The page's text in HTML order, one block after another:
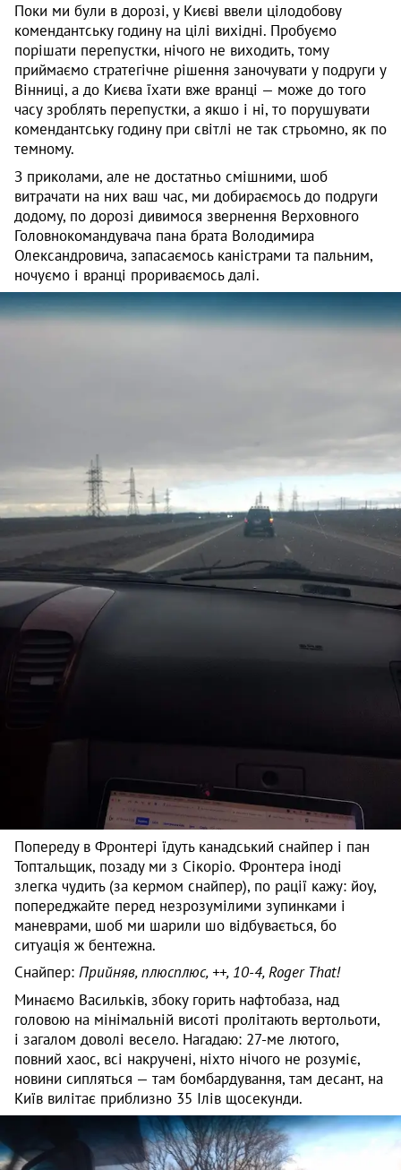
Поки ми були в дорозі, у Києві ввели цілодобову
комендантську годину на цілі вихідні. Пробуємо
порішати перепустки, нічого не виходить, тому
приймаємо стратегічне рішення заночувати у подруги у
Вінниці, а до Києва їхати вже вранці — може до того
часу зроблять перепустки, а якшо і ні, то порушувати
комендантську годину при світлі не так стрьомно, як по
темному.
З приколами, але не достатньо смішними, шоб
витрачати на них ваш час, ми добираємось до подруги
додому, по дорозі дивимося звернення Верховного
Головнокомандувача пана брата Володимира
Олександровича, запасаємось каністрами та пальним,
ночуємо і вранці прориваємось далі.
Попереду в Фронтері їдуть канадський снайпер і пан
Топтальщик, позаду ми з Сікоріо. Фронтера іноді
злегка чудить (за кермом снайпер), по рації кажу: йоу,
попереджайте перед незрозумілими зупинками і
маневрами, шоб ми шарили шо відбувається, бо
ситуація ж бентежна.
Снайпер: Прийняв, плюсплюс, ++, 10-4, Roger That!
Минаємо Васильків, збоку горить нафтобаза, над
головою на мінімальній висоті пролітають вертольоти,
і загалом доволі весело. Нагадаю: 27-ме лютого,
повний хаос, всі накручені, ніхто нічого не розуміє,
новини сипляться — там бомбардування, там десант, на
Київ вилітає приблизно 35 Ілів щосекунди.